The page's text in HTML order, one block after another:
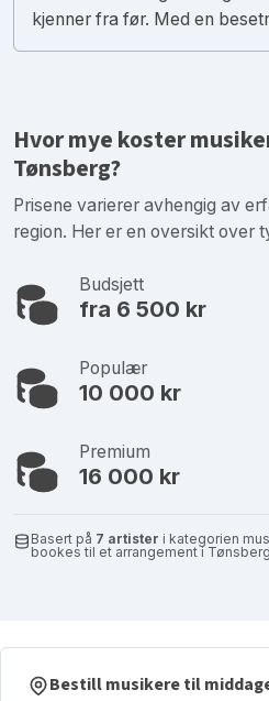
kjenner fra før. Med en
Hvor mye koster
Tønsberg?
Prisene varierer avhengig av
region. Her er en oversikt over
Budsjett
fra 6 500 kr
Populær
10 000 kr
Premium
16 000 kr
Basert på 7 artister i kategorien
bookes til et arrangement i
Bestill musikere til